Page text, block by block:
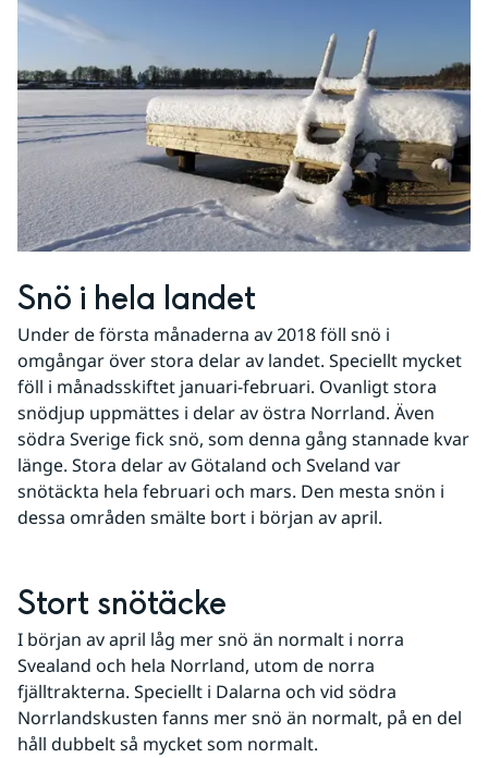
Snö i hela landet
Under de första månaderna av 2018 föll snö i
omgångar över stora delar av landet. Speciellt mycket
föll i månadsskiftet januari-februari. Ovanligt stora
snödjup uppmättes i delar av östra Norrland. Även
södra Sverige fick snö, som denna gång stannade kvar
länge. Stora delar av Götaland och Sveland var
snötäckta hela februari och mars. Den mesta snön i
dessa områden smälte bort i början av april.
Stort snötäcke
I början av april låg mer snö än normalt i norra
Svealand och hela Norrland, utom de norra
fjälltrakterna. Speciellt i Dalarna och vid södra
Norrlandskusten fanns mer snö än normalt, på en del
håll dubbelt så mycket som normalt.